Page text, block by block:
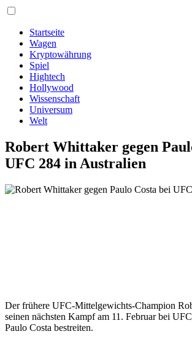
Startseite
Wagen
Kryptowährung
Spiel
Hightech
Hollywood
Wissenschaft
Universum
Welt
Robert Whittaker gegen
UFC 284 in Australien
Der frühere UFC-Mittelgewichts-Champion
seinen nächsten Kampf am 11. Februar bei
Paulo Costa bestreiten.